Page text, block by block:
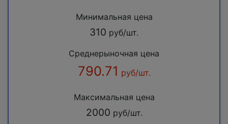
Минимальная цена
310 руб/шт.
Среднерыночная цена
790.71 руб/шт.
Максимальная цена
2000 руб/шт.